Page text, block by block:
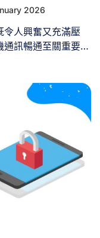
2026
令人興奮又充滿壓
訊暢通至關重要。
買SIM卡？ 在降落
市區尋找購買更為
您計劃使用SIM卡的
等基礎功能，機場
據與通話分鐘數，
。 停留時長 若越南
路數據，機場SIM
在市區購買月租方
卡多針對短期遊客
若需大量高速數據